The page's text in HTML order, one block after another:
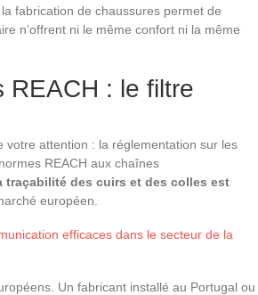
fabrication de chaussures permet de
n’offrent ni le même confort ni la même
REACH : le filtre
attention : la réglementation sur les
REACH aux chaînes
traçabilité des cuirs et des colles est
européen.
efficaces dans le secteur de la
Un fabricant installé au Portugal ou